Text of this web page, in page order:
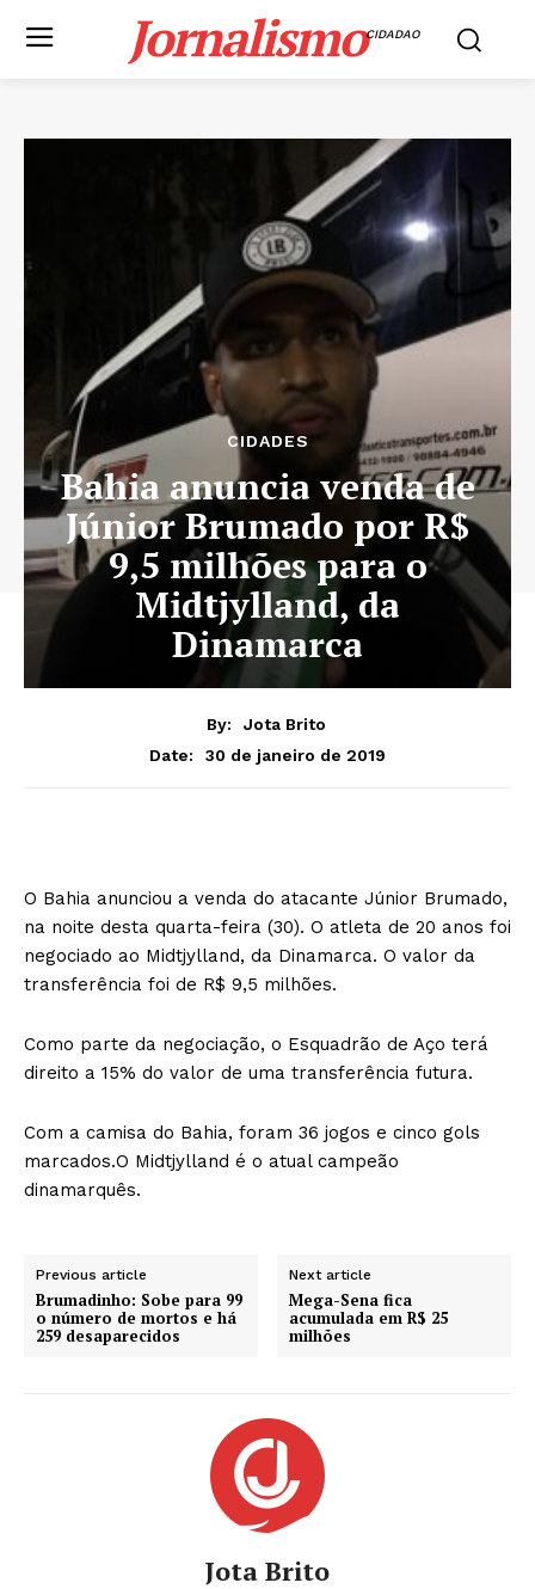
JornalismoCIDADAO
CIDADES
Bahia anuncia venda de
Júnior Brumado por R$
9,5 milhões para o
Midtjylland, da
Dinamarca
By:
Jota Brito
Date:
30 de janeiro de 2019
O Bahia anunciou a venda do atacante Júnior Brumado,
na noite desta quarta-feira (30). O atleta de 20 anos foi
negociado ao Midtjylland, da Dinamarca. O valor da
transferência foi de R$ 9,5 milhões.
Como parte da negociação, o Esquadrão de Aço terá
direito a 15% do valor de uma transferência futura.
Com a camisa do Bahia, foram 36 jogos e cinco gols
marcados.O Midtjylland é o atual campeão
dinamarquês.
Previous article
Brumadinho: Sobe para 99
o número de mortos e há
259 desaparecidos
Next article
Mega-Sena fica
acumulada em R$ 25
milhões
Jota Brito